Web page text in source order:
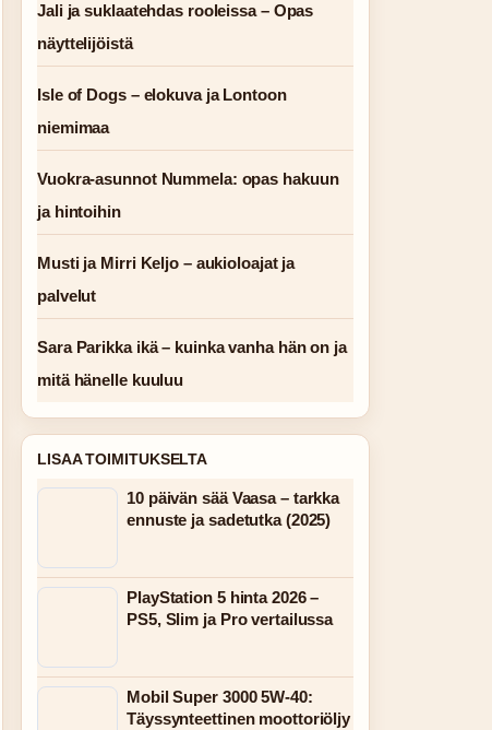
Jali ja suklaatehdas rooleissa – Opas
näyttelijöistä
Isle of Dogs – elokuva ja Lontoon
niemimaa
Vuokra-asunnot Nummela: opas hakuun
ja hintoihin
Musti ja Mirri Keljo – aukioloajat ja
palvelut
Sara Parikka ikä – kuinka vanha hän on ja
mitä hänelle kuuluu
LISAA TOIMITUKSELTA
10 päivän sää Vaasa – tarkka
ennuste ja sadetutka (2025)
PlayStation 5 hinta 2026 –
PS5, Slim ja Pro vertailussa
Mobil Super 3000 5W-40:
Täyssynteettinen moottoriöljy